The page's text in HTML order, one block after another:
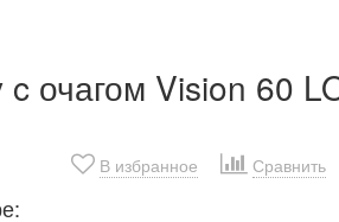
очагом Vision 60
В избранное Сравнить